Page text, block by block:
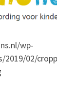
wp-
2019/02/